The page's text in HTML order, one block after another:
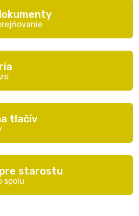
tlačív
starostu
spolu